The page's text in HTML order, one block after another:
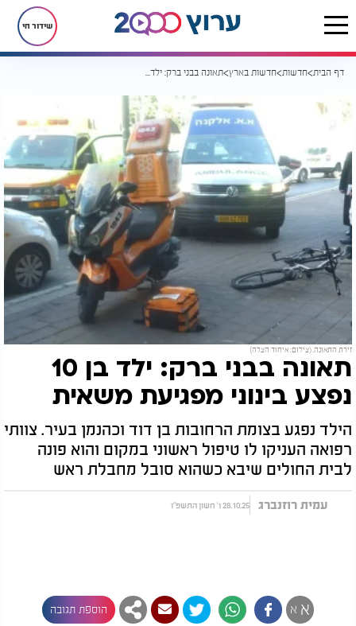
שידור חי
דף הבית חדשות חדשות בארץ תאונה בבני ברק: ילד בן 10 נפצע בינוני מפגיעת משאית
זירת התאונה. (צילום: איחוד הצלה)
תאונה בבני ברק: ילד בן 10
נפצע בינוני מפגיעת משאית
הילד נפגע בצומת הרחובות בן דוד וכהנמן בעיר. צוותי
רפואה העניקו לו טיפול ראשוני במקום והוא פונה
לבית החולים שיבא כשהוא סובל מחבלת ראש
עמית רוזנברג 28.10.25 ו' חשון התשפ"ו
א א הוספת תגובה